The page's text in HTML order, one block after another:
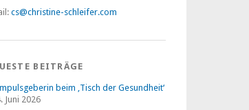
cs@christine-schleifer.com
BEITRÄGE
beim ‚Tisch der Gesundheit‘
Juni 2026